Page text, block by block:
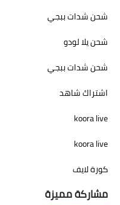
شحن شدات ببجي
شحن يلا لودو
شحن شدات ببجي
اشتراك شاهد
koora live
koora live
كورة لايف
مشاركة مميزة